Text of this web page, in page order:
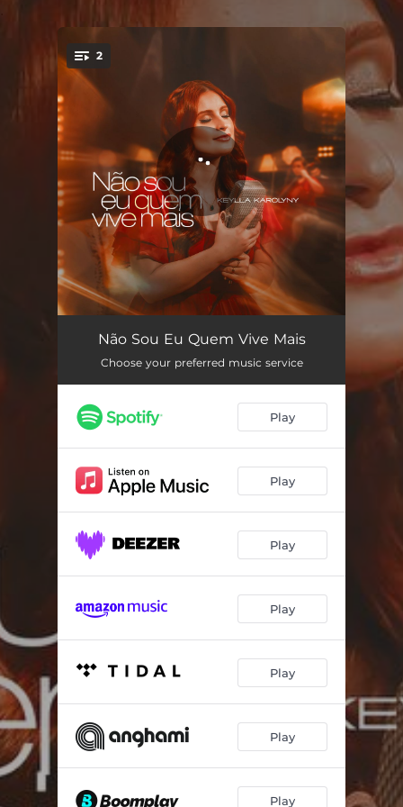
2
Não Sou Eu Quem Vive Mais 04:11
Não Sou Eu Quem Vive Mais (Playback) 04:11
Não Sou Eu Quem Vive Mais
Choose your preferred music service
Play
Play
Play
Play
Play
Play
Play